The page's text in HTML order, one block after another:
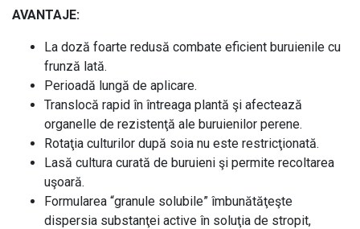
AVANTAJE:
La doză foarte redusă combate eficient buruienile cu
frunză lată.
Perioadă lungă de aplicare.
Translocă rapid în întreaga plantă şi afectează
organelle de rezistenţă ale buruienilor perene.
Rotaţia culturilor după soia nu este restricţionată.
Lasă cultura curată de buruieni şi permite recoltarea
uşoară.
Formularea “granule solubile” îmbunătăţeşte
dispersia substanţei active în soluţia de stropit,